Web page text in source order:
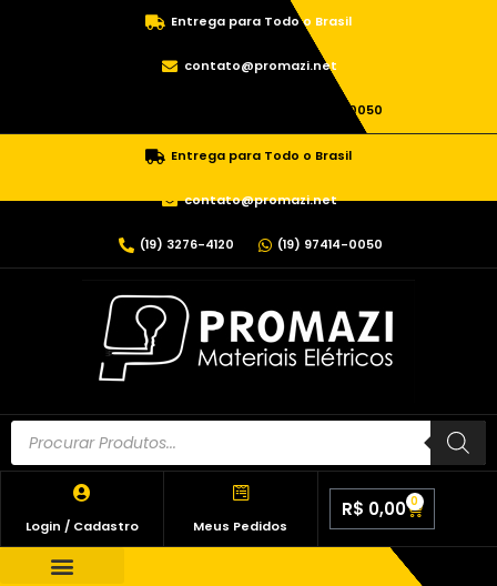
Entrega para Todo o Brasil
contato@promazi.net
(19) 97414-0050
Entrega para Todo o Brasil
contato@promazi.net
(19) 3276-4120 (19) 97414-0050
Login / Cadastro Meus Pedidos
R$ 0,00 0